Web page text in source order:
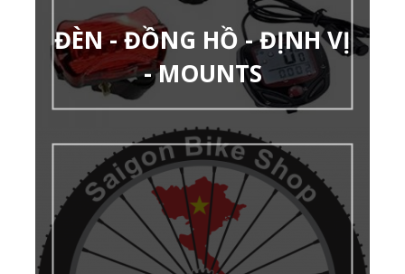
ĐÈN - ĐỒNG HỒ - ĐỊNH VỊ
- MOUNTS